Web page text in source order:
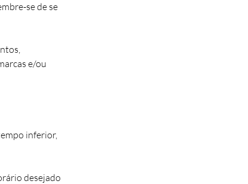
se de se
e/ou
inferior,
desejado